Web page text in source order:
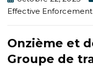
Effective Enforcement
Onzième et
Groupe de